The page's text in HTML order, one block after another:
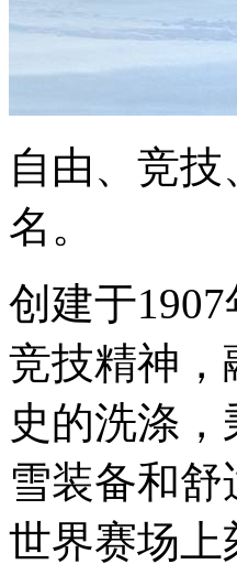
自由、竞
名。
创建于
竞技精神，
史的洗涤
雪装备和
世界赛场上